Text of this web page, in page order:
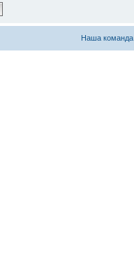
Наша команда